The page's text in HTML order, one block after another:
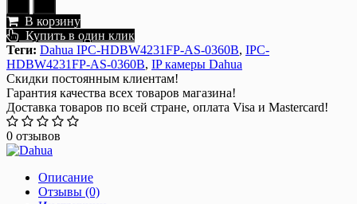
В корзину
Купить в один клик
Теги: Dahua IPC-HDBW4231FP-AS-0360B, IPC-
HDBW4231FP-AS-0360B, IP камеры Dahua
Скидки постоянным клиентам!
Гарантия качества всех товаров магазина!
Доставка товаров по всей стране, оплата Visa и Mastercard!
0 отзывов
Описание
Отзывы (0)